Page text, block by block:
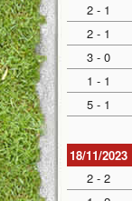
2 - 1
2 - 1
3 - 0
1 - 1
5 - 1
18/11/2023
2 - 2